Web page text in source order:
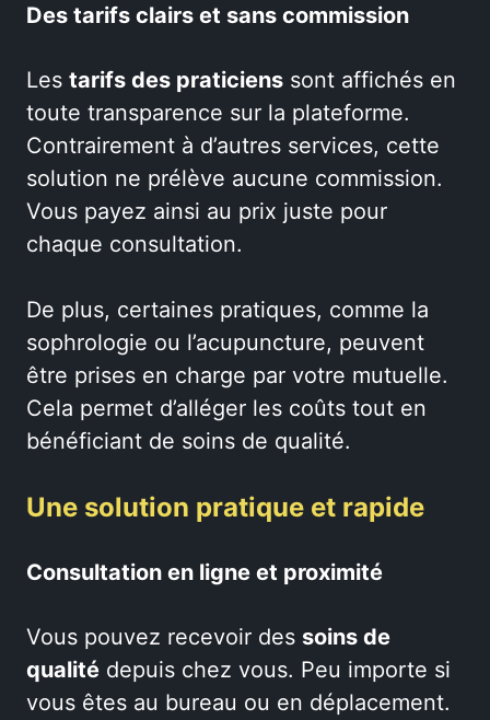
Des tarifs clairs et sans commission
Les tarifs des praticiens sont affichés en
toute transparence sur la plateforme.
Contrairement à d’autres services, cette
solution ne prélève aucune commission.
Vous payez ainsi au prix juste pour
chaque consultation.
De plus, certaines pratiques, comme la
sophrologie ou l’acupuncture, peuvent
être prises en charge par votre mutuelle.
Cela permet d’alléger les coûts tout en
bénéficiant de soins de qualité.
Une solution pratique et rapide
Consultation en ligne et proximité
Vous pouvez recevoir des soins de
qualité depuis chez vous. Peu importe si
vous êtes au bureau ou en déplacement.